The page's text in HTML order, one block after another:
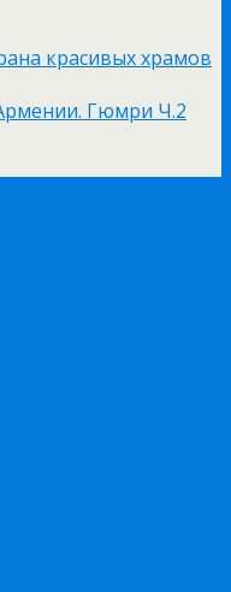
красивых храмов
Гюмри Ч.2